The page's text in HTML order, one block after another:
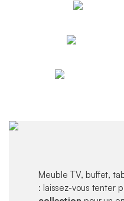
Meuble TV, buffet,
: laissez-vous tenter